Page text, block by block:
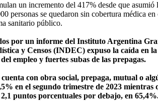
un incremento del 417% desde que
personas se quedaron sin cobertura médica
sanitario público.
por un informe del Instituto Argentina
y Censos (INDEC) expuso la caída en
empleo y fuertes subas de las prepagas.
con obra social, prepaga, mutual o
en el segundo trimestre de 2023 mientras
puntos porcentuales por debajo, en